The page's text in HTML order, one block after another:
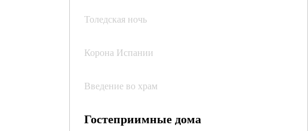
Толедская ночь
Корона Испании
Введение во храм
Гостеприимные дома